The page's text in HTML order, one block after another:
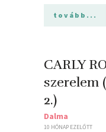
tovább...
CARLY
szerelem
2.)
Dalma
10 HÓNAP EZELŐTT